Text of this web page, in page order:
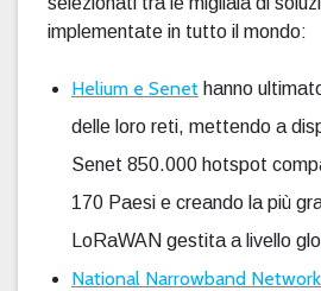
implementate in tutto il mondo:
Helium e Senet hanno
delle loro reti, mettendo a
Senet 850.000 hotspot
170 Paesi e creando la più
LoRaWAN gestita a livello
National Narrowband